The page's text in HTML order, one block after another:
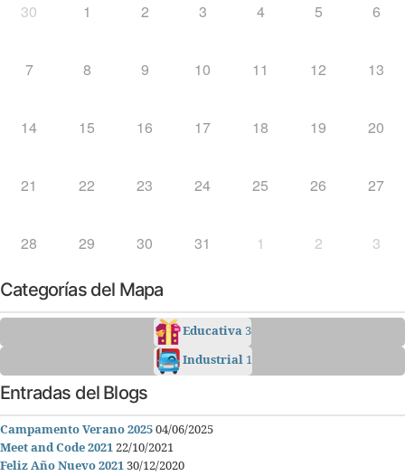
30
1 2 3 4 5 6
7 8 9 10 11 12 13
14 15 16 17 18 19 20
21 22 23 24 25 26 27
28 29 30 31 1 2 3
Categorías del Mapa
Educativa3
Industrial 1
Entradas del Blogs
Campamento Verano 202504/06/2025
Meet and Code 202122/10/2021
Feliz Año Nuevo 202130/12/2020